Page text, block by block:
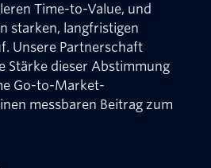
Time-to-Value, und
starken, langfristigen
Unsere Partnerschaft
Stärke dieser Abstimmung
Go-to-Market-
messbaren Beitrag zum